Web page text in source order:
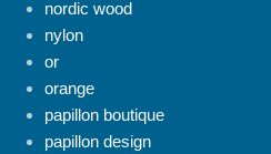
nordic wood
nylon
or
orange
papillon boutique
papillon design